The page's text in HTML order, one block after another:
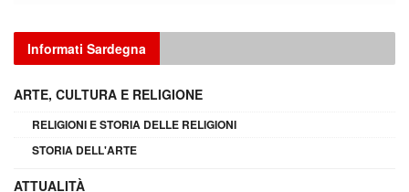
Informati Sardegna
ARTE, CULTURA E RELIGIONE
RELIGIONI E STORIA DELLE RELIGIONI
STORIA DELL'ARTE
ATTUALITÀ